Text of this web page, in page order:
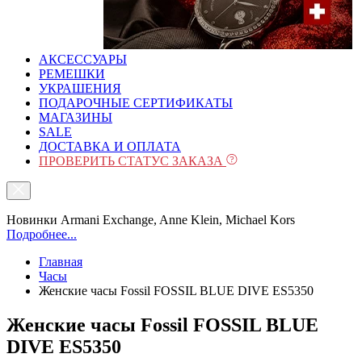
АКСЕССУАРЫ
РЕМЕШКИ
УКРАШЕНИЯ
ПОДАРОЧНЫЕ СЕРТИФИКАТЫ
МАГАЗИНЫ
SALE
ДОСТАВКА И ОПЛАТА
ПРОВЕРИТЬ СТАТУС ЗАКАЗА
Новинки Armani Exchange, Anne Klein, Michael Kors
Подробнее...
Главная
Часы
Женские часы Fossil FOSSIL BLUE DIVE ES5350
Женские часы Fossil FOSSIL BLUE
DIVE ES5350